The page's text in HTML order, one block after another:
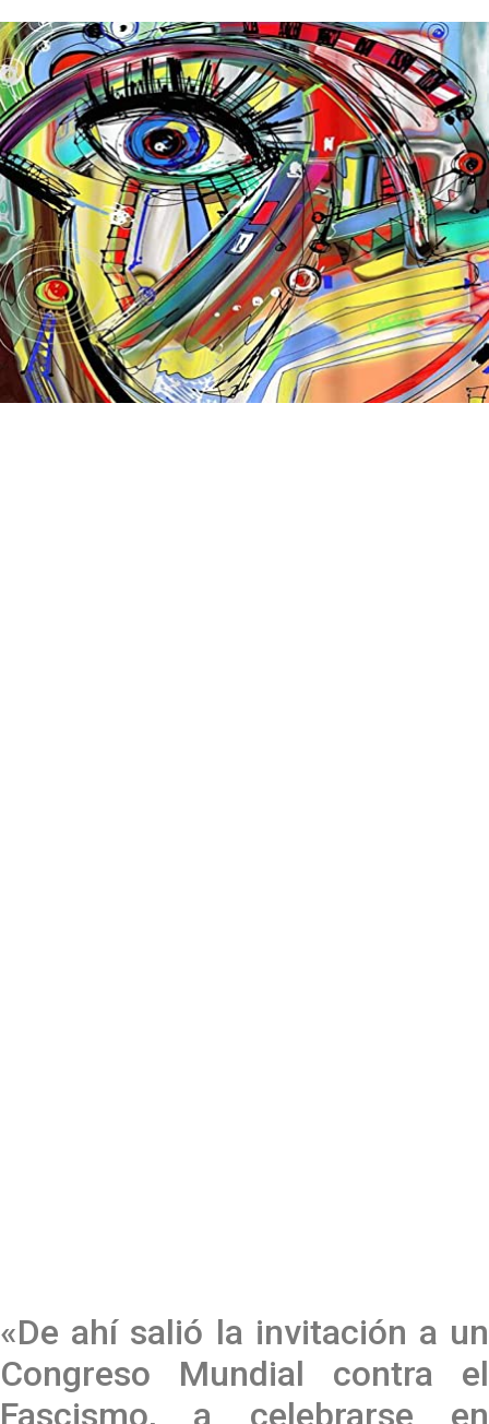
«De ahí salió la invitación a un
Congreso Mundial contra el
Fascismo, a celebrarse en